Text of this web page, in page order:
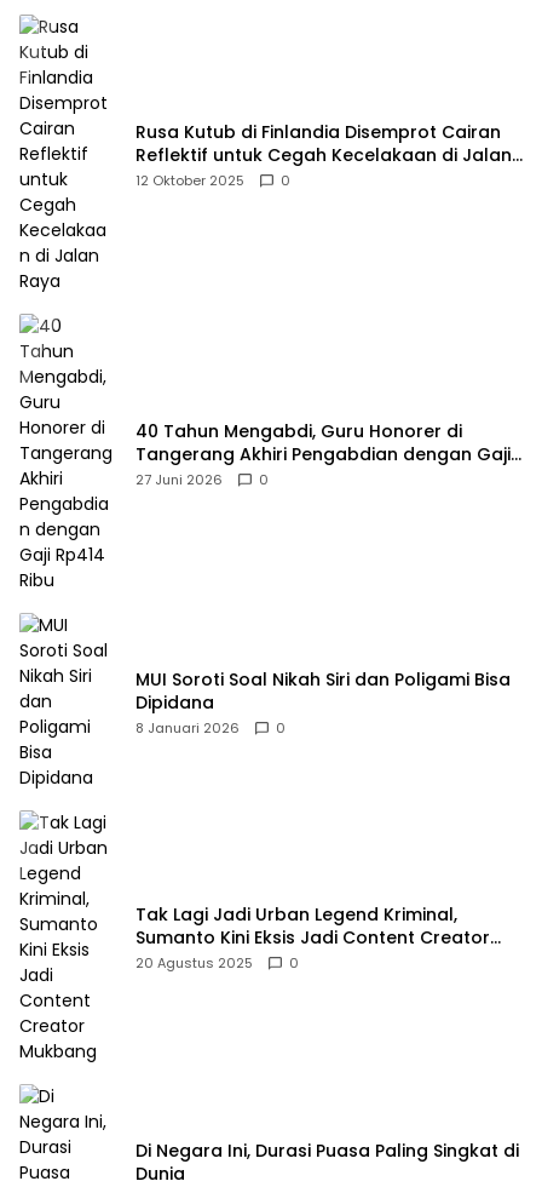
Rusa Kutub di Finlandia Disemprot Cairan
Reflektif untuk Cegah Kecelakaan di Jalan
Raya
12 Oktober 2025 0
40 Tahun Mengabdi, Guru Honorer di
Tangerang Akhiri Pengabdian dengan Gaji
Rp414 Ribu
27 Juni 2026 0
MUI Soroti Soal Nikah Siri dan Poligami Bisa
Dipidana
8 Januari 2026 0
Tak Lagi Jadi Urban Legend Kriminal,
Sumanto Kini Eksis Jadi Content Creator
Mukbang
20 Agustus 2025 0
Di Negara Ini, Durasi Puasa Paling Singkat di
Dunia